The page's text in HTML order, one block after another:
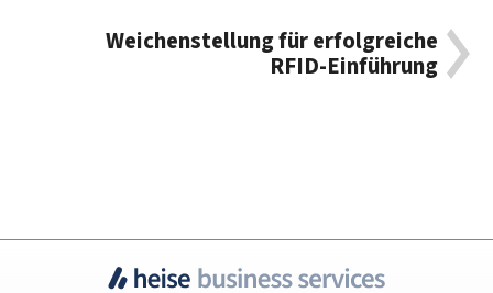
Weichenstellung für erfolgreiche
RFID-Einführung